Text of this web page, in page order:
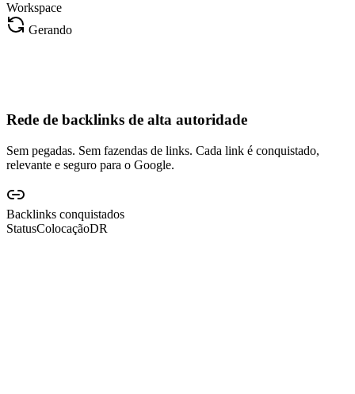
Workspace
Gerando
Rede de backlinks de alta autoridade
Sem pegadas. Sem fazendas de links. Cada link é conquistado,
relevante e seguro para o Google.
Backlinks conquistados
StatusColocaçãoDR